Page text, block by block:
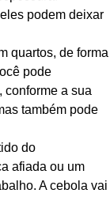
podem deixar
quartos, de forma
pode
conforme a sua
também pode
do
afiada ou um
A cebola vai